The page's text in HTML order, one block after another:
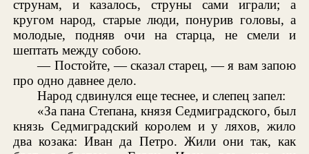
струнам, и казалось, струны сами играли; а
кругом народ, старые люди, понурив головы, а
молодые, подняв очи на старца, не смели и
шептать между собою.
— Постойте, — сказал старец, — я вам запою
про одно давнее дело.
Народ сдвинулся еще теснее, и слепец запел:
«За пана Степана, князя Седмиградского, был
князь Седмиградский королем и у ляхов, жило
два козака: Иван да Петро. Жили они так, как